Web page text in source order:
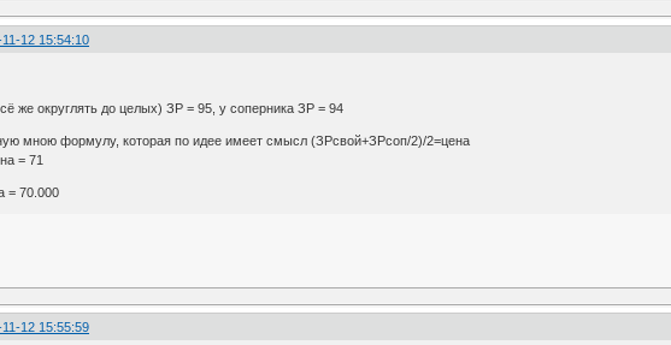
12 15:54:10
же округлять до целых) ЗР = 95, у соперника ЗР = 94
мною формулу, которая по идее имеет смысл (ЗРсвой+ЗРсоп/2)/2=цена
= 71
= 70.000
12 15:55:59